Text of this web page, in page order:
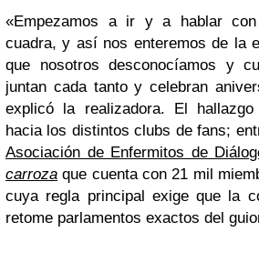
«Empezamos a ir y a hablar
cuadra, y así nos enteremos de la
que nosotros desconocíamos y
juntan cada tanto y celebran
explicó la realizadora. El
hacia los distintos clubs de fans;
Asociación de Enfermitos de
carroza que cuenta con 21 mil
cuya regla principal exige que la
retome parlamentos exactos del